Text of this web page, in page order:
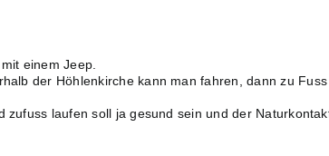
einem Jeep.
der Höhlenkirche kann man fahren, dann zu Fuss
zufuss laufen soll ja gesund sein und der